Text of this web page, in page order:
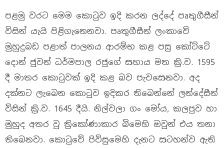
පළමු වරට මෙම ‍කොටුව ඉදි කරන ලද්දේ පෘතුගීසීන්
විසින් යැයි පිළිගැනෙනවා. පෘතුගීසීන් ‍ලංකාවේ
මුහුදුබඩ පළාත් පාලනය ආරම්භ කළ පසු කෝට්ටේ
‍දොන් ජුවන් ධර්මපාල රජු‍ගේ සහාය මත ක්‍රි.ව. 1595
දී මාතර ‍කොටුවක් ඉදි කළ බව පැවසෙනවා. අද
දක්නට ලැබෙන ‍කොටුව ඉදිකර තිබෙන්නේ ලන්දේසීන්
විසින් ක්‍රි.ව. 1645 දීයි. නිල්වලා ගං ‍මෝය, කලපුව හා
මුහුද අතර වූ ත්‍රිකෝණාකාර බි‍මෙහි ඔවුන් එය තනා
තිබෙනවා. කොටුවේ පිවිසුමෙහි දැනට සටහන්ව ඇති